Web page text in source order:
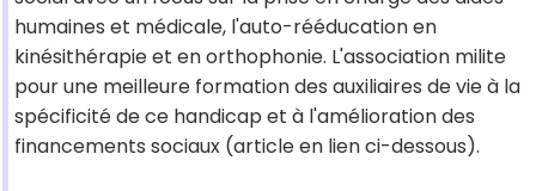
humaines et médicale, l'auto-rééducation en
kinésithérapie et en orthophonie. L'association milite
pour une meilleure formation des auxiliaires de vie à la
spécificité de ce handicap et à l'amélioration des
financements sociaux (article en lien ci-dessous).